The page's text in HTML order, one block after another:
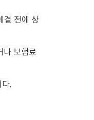
결 전에 상
나 보험료
.